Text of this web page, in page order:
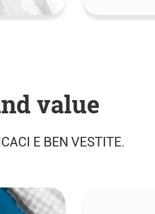
value
E BEN VESTITE.